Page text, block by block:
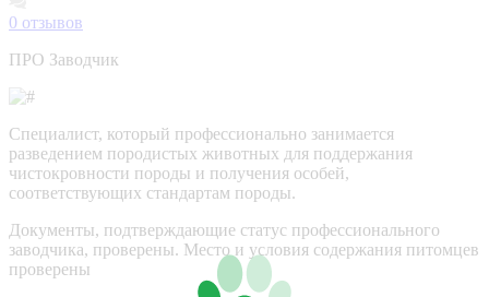
0 отзывов
ПРО Заводчик
Специалист, который профессионально занимается
разведением породистых животных для поддержания
чистокровности породы и получения особей,
соответствующих стандартам породы.
Документы, подтверждающие статус профессионального
заводчика, проверены. Место и условия содержания питомцев
проверены